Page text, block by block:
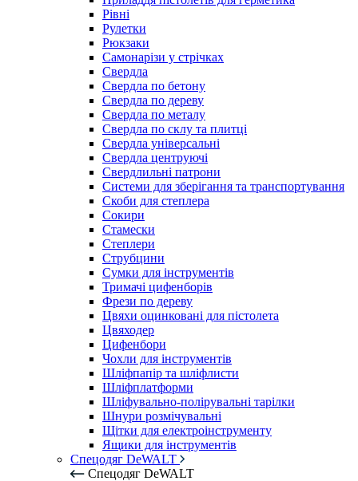
Рівні
Рулетки
Рюкзаки
Самонарізи у стрічках
Свердла
Свердла по бетону
Свердла по дереву
Свердла по металу
Свердла по склу та плитці
Свердла універсальні
Свердла центруючі
Свердлильні патрони
Системи для зберігання та транспортування
Скоби для степлера
Сокири
Стамески
Степлери
Струбцини
Сумки для інструментів
Тримачі цифенборів
Фрези по дереву
Цвяхи оцинковані для пістолета
Цвяходер
Цифенбори
Чохли для інструментів
Шліфпапір та шліфлисти
Шліфплатформи
Шліфувально-полірувальні тарілки
Шнури розмічувальні
Щітки для електроінструменту
Ящики для інструментів
Спецодяг DeWALT
Спецодяг DeWALT